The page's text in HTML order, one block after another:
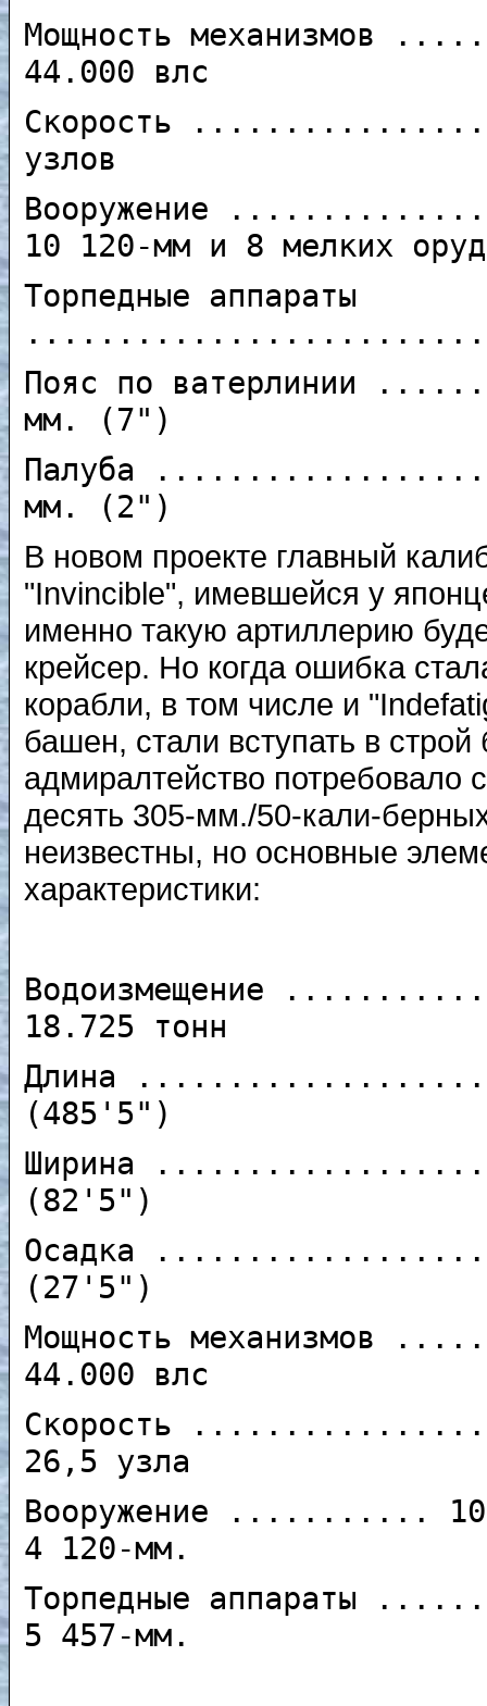
Мощность
44.000 влс
Скорость
узлов
Вооружение
10 120-мм и 8 мелких
Торпедные аппараты
Пояс по
мм. (7")
Палуба
мм. (2")
В новом проекте главный
"Invincible", имевшейся у
именно такую артиллерию
крейсер. Но когда ошибка
корабли, в том числе и
башен, стали вступать в
адмиралтейство потребовало
десять 305-мм./50-кали-
неизвестны, но основные
характеристики:
Водоизмещение
18.725 тонн
Длина
(485'5")
Ширина
(82'5")
Осадка
(27'5")
Мощность
44.000 влс
Скорость
26,5 узла
Вооружение ........... 10
4 120-мм.
Торпедные
5 457-мм.